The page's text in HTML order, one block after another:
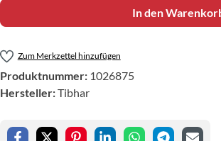
In den
Zum Merkzettel hinzufügen
Produktnummer: 1026875
Hersteller:Tibhar